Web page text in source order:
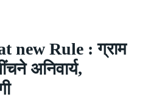
new Rule : ग्राम
अनिवार्य,